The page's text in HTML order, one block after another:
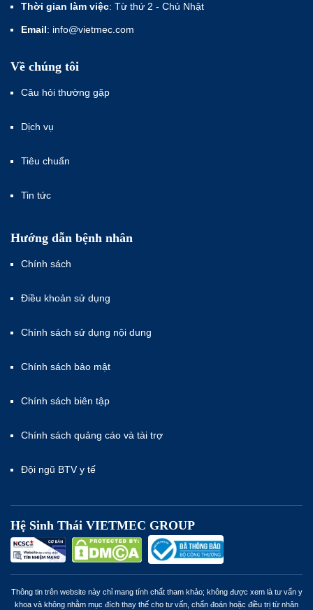
Thời gian làm việc: Từ thứ 2 - Chủ Nhật
Email: info@vietmec.com
Về chúng tôi
Câu hỏi thường gặp
Dịch vụ
Tiêu chuẩn
Tin tức
Hướng dẫn bệnh nhân
Chính sách
Điều khoản sử dụng
Chính sách sử dụng nội dung
Chính sách bảo mật
Chính sách biên tập
Chính sách quảng cáo và tài trợ
Đội ngũ BTV y tế
Hệ Sinh Thái VIETMEC GROUP
Thông tin trên website này chỉ mang tính chất tham khảo; không được xem là tư vấn y
khoa và không nhằm mục đích thay thế cho tư vấn, chẩn đoán hoặc điều trị từ nhân